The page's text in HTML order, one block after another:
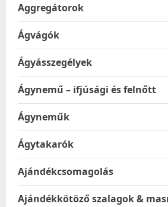
Aggregátorok
Ágvágók
Ágyásszegélyek
Ágynemű – ifjúsági és felnőtt
Ágyneműk
Ágytakarók
Ajándékcsomagolás
Ajándékkötöző szalagok &